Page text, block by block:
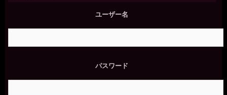
ユーザー名
パスワード
2026年7月18日 - 21:59
ではでは、次の報告を愉しみにしている(´∀｀*)ﾉｼ
2026年7月18日 - 22:00
2026年7月18日 - 22:00